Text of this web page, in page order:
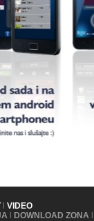
| VIDEO
| DOWNLOAD ZONA |